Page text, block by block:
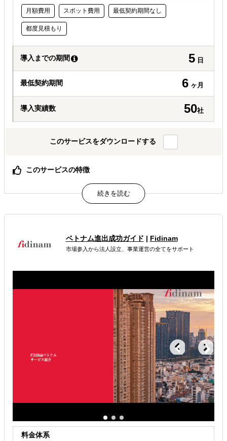
月額費用 スポット費用 最低契約期間なし
都度見積もり
導入までの期間 5 日
最低契約期間 6 ヶ月
導入実績数 50社
このサービスをダウンロードする
このサービスの特徴
持続可能な販路拡大
現地マーケティング
WEBプロモーション
海外市場調査・マーケティング
海外WEBプロモーション
自社商材に最適な販売方法を知りたい
自社商材の現地でのニーズを知りたい
ベトナム進出成功ガイド | Fidinam
市場参入から法人設立、事業運営の全てをサポート
料金体系